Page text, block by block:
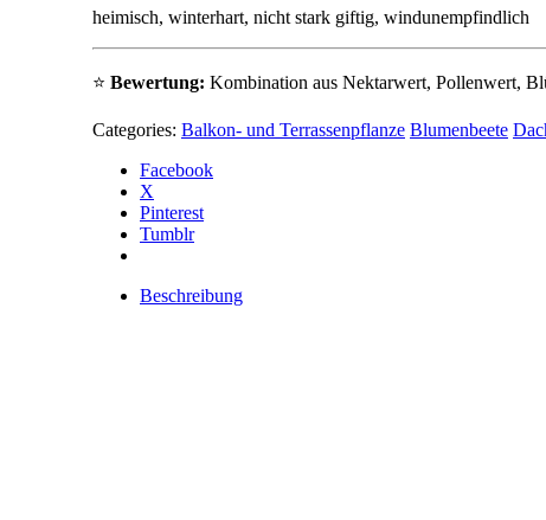
heimisch, winterhart, nicht stark giftig, windunempfindlich
⭐ Bewertung: Kombination aus Nektarwert, Pollenwert,
Categories: Balkon- und Terrassenpflanze Blumenbeete
Facebook
X
Pinterest
Tumblr
Beschreibung